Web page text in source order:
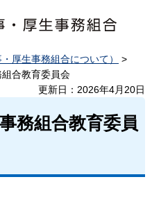
厚生事務組合について）
>
合教育委員会
更新日：2026年4月20日
務組合教育委員